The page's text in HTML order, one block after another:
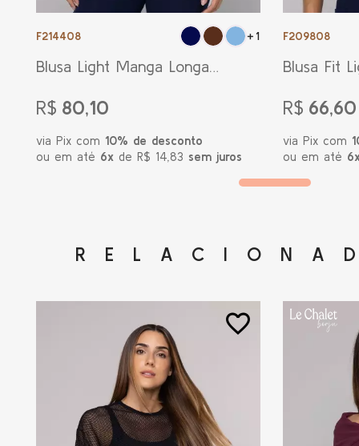
F214408 +1
Blusa Light Manga Longa
R$ 80,10
via Pix com 10% de desconto
ou em até 6x de R$ 14,83 sem juros
F209808
Blusa Fit
R$ 66,60
via Pix com
ou em até
favorite_border